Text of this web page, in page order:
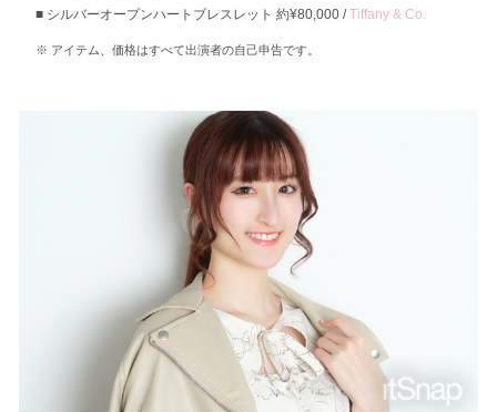
シルバーオープンハートブレスレット 約¥80,000 /Tiffany & Co.
アイテム、価格はすべて出演者の自己申告です。